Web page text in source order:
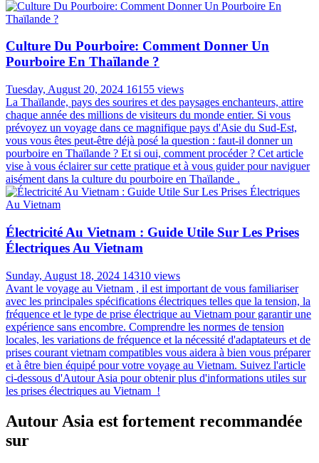
Culture Du Pourboire: Comment Donner Un
Pourboire En Thaïlande ?
Tuesday, August 20, 2024 16155 views
La Thaïlande, pays des sourires et des paysages enchanteurs, attire
chaque année des millions de visiteurs du monde entier. Si vous
prévoyez un voyage dans ce magnifique pays d'Asie du Sud-Est,
vous vous êtes peut-être déjà posé la question : faut-il donner un
pourboire en Thaïlande ? Et si oui, comment procéder ? Cet article
vise à vous éclairer sur cette pratique et à vous guider pour naviguer
aisément dans la culture du pourboire en Thaïlande .
Électricité Au Vietnam : Guide Utile Sur Les Prises
Électriques Au Vietnam
Sunday, August 18, 2024 14310 views
Avant le voyage au Vietnam , il est important de vous familiariser
avec les principales spécifications électriques telles que la tension, la
fréquence et le type de prise électrique au Vietnam pour garantir une
expérience sans encombre. Comprendre les normes de tension
locales, les variations de fréquence et la nécessité d'adaptateurs et de
prises courant vietnam compatibles vous aidera à bien vous préparer
et à être bien équipé pour votre voyage au Vietnam. Suivez l'article
ci-dessous d'Autour Asia pour obtenir plus d'informations utiles sur
les prises électriques au Vietnam !
Autour Asia est fortement recommandée
sur